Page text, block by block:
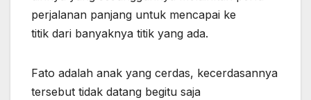
perjalanan panjang untuk mencapai ke
titik dari banyaknya titik yang ada.
Fato adalah anak yang cerdas, kecerdasannya
tersebut tidak datang begitu saja